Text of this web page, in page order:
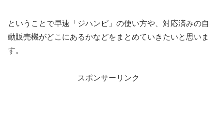
ということで早速「ジハンピ」の使い方や、対応済みの自
動販売機がどこにあるかなどをまとめていきたいと思いま
す。
スポンサーリンク